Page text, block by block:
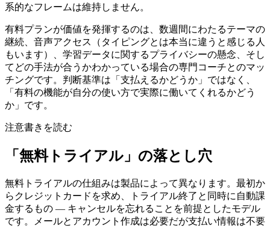
系的なフレームは維持しません。
有料プランが価値を発揮するのは、数週間にわたるテーマの
継続、音声アクセス（タイピングとは本当に違うと感じる人
もいます）、学習データに関するプライバシーの懸念、そし
てどの手法が合うかわかっている場合の専門コーチとのマッ
チングです。判断基準は「支払えるかどうか」ではなく、
「有料の機能が自分の使い方で実際に働いてくれるかどう
か」です。
注意書きを読む
「無料トライアル」の落とし穴
無料トライアルの仕組みは製品によって異なります。最初か
らクレジットカードを求め、トライアル終了と同時に自動課
金するもの — キャンセルを忘れることを前提としたモデル
です。メールとアカウント作成は必要だが支払い情報は不要